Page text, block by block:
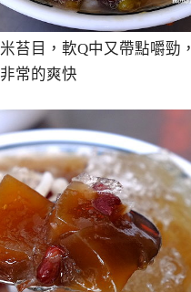
苔目，軟Q中又帶點嚼勁
常的爽快